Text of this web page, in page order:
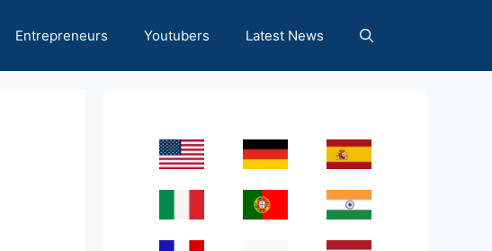
Entrepreneurs Youtubers Latest News